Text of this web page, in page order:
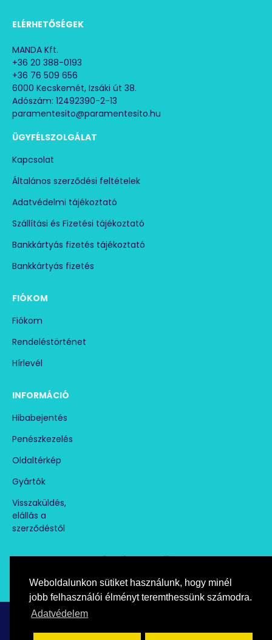
Weboldalunkon sütiket használunk, hogy minél
jobb felhasználói élményt teremthessünk számodra.
Adatvédelem
ELÉRHETŐSÉGEK
MANDA Kft.
+36 20 388-0193
+36 76 509 656
6000 Kecskemét, Izsáki út 38.
Adószám: 12492390-2-13
paramentesito@paramentesito.hu
ÜGYFÉLSZOLGÁLAT
Kapcsolat
Általános szerződési feltételek
Adatvédelmi tájékoztató
Szállítási és Fizetési tájékoztató
Bankkártyás fizetés tájékoztató
Bankkártyás fizetés
FIÓKOM
Fiókom
Rendeléstörténet
Hírlevél
INFORMÁCIÓ
Hibabejentés
Penészkezelés
Oldaltérkép
Gyártók
Visszaküldés,
elállás a
szerződéstől
Árukereső.hu
marketplace partner
Copyright © paramentesito.hu, All Rights Reserved